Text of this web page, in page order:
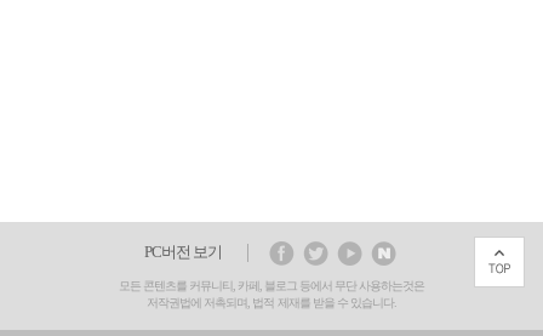
PC버전 보기
모든 콘텐츠를 커뮤니티, 카페, 블로그 등에서 무단 사용하는것은
저작권법에 저촉되며, 법적 제재를 받을 수 있습니다.